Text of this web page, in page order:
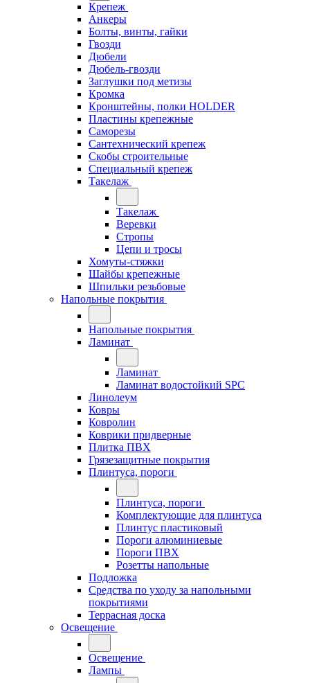
Крепеж
Анкеры
Болты, винты, гайки
Гвозди
Дюбели
Дюбель-гвозди
Заглушки под метизы
Кромка
Кронштейны, полки НОLDER
Пластины крепежные
Саморезы
Сантехнический крепеж
Скобы строительные
Специальный крепеж
Такелаж
Такелаж
Веревки
Стропы
Цепи и тросы
Хомуты-стяжки
Шайбы крепежные
Шпильки резьбовые
Напольные покрытия
Напольные покрытия
Ламинат
Ламинат
Ламинат водостойкий SPC
Линолеум
Ковры
Ковролин
Коврики придверные
Плитка ПВХ
Грязезащитные покрытия
Плинтуса, пороги
Плинтуса, пороги
Комплектующие для плинтуса
Плинтус пластиковый
Пороги алюминиевые
Пороги ПВХ
Розетты напольные
Подложка
Средства по уходу за напольными
покрытиями
Террасная доска
Освещение
Освещение
Лампы